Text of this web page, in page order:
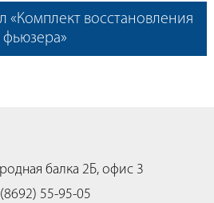
«Комплект восстановления
фьюзера»
балка 2Б, офис 3
55-95-05